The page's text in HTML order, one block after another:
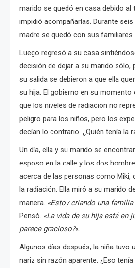
marido se quedó en casa debido al
impidió acompañarlas. Durante
madre se quedó con sus familiares
Luego regresó a su casa
decisión de dejar a su marido sólo,
su salida se debieron a que ella
su hija. El gobierno en su momento
que los niveles de radiación no
peligro para los niños, pero los
decían lo contrario. ¿Quién tenía la
Un día, ella y su marido se
esposo en la calle y los dos
acerca de las personas como Miki,
la radiación. Ella miró a su marido
manera. «Estoy criando una
Pensó. «La vida de su hija está en
parece gracioso?«.
Algunos días después, la niña tuvo
nariz sin razón aparente. ¿Eso